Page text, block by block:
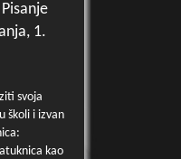
1.
svoja
školi i izvan
kao